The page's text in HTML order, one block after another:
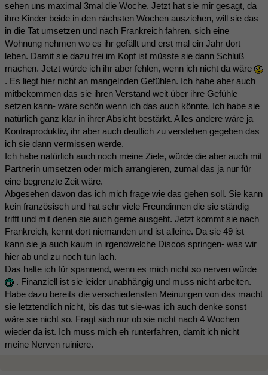
sehen uns maximal 3mal die Woche. Jetzt hat sie mir gesagt, da
ihre Kinder beide in den nächsten Wochen ausziehen, will sie das
in die Tat umsetzen und nach Frankreich fahren, sich eine
Wohnung nehmen wo es ihr gefällt und erst mal ein Jahr dort
leben. Damit sie dazu frei im Kopf ist müsste sie dann Schluß
machen. Jetzt würde ich ihr aber fehlen, wenn ich nicht da wäre
. Es liegt hier nicht an mangelnden Gefühlen. Ich habe aber auch
mitbekommen das sie ihren Verstand weit über ihre Gefühle
setzen kann- wäre schön wenn ich das auch könnte. Ich habe sie
natürlich ganz klar in ihrer Absicht bestärkt. Alles andere wäre ja
Kontraproduktiv, ihr aber auch deutlich zu verstehen gegeben das
ich sie dann vermissen werde.
Ich habe natürlich auch noch meine Ziele, würde die aber auch mit
Partnerin umsetzen oder mich arrangieren, zumal das ja nur für
eine begrenzte Zeit wäre.
Abgesehen davon das ich mich frage wie das gehen soll. Sie kann
kein französisch und hat sehr viele Freundinnen die sie ständig
trifft und mit denen sie auch gerne ausgeht. Jetzt kommt sie nach
Frankreich, kennt dort niemanden und ist alleine. Da sie 49 ist
kann sie ja auch kaum in irgendwelche Discos springen- was wir
hier ab und zu noch tun lach.
Das halte ich für spannend, wenn es mich nicht so nerven würde
. Finanziell ist sie leider unabhängig und muss nicht arbeiten.
Habe dazu bereits die verschiedensten Meinungen von das macht
sie letztendlich nicht, bis das tut sie-was ich auch denke sonst
wäre sie nicht so. Fragt sich nur ob sie nicht nach 4 Wochen
wieder da ist. Ich muss mich eh runterfahren, damit ich nicht
meine Nerven ruiniere.